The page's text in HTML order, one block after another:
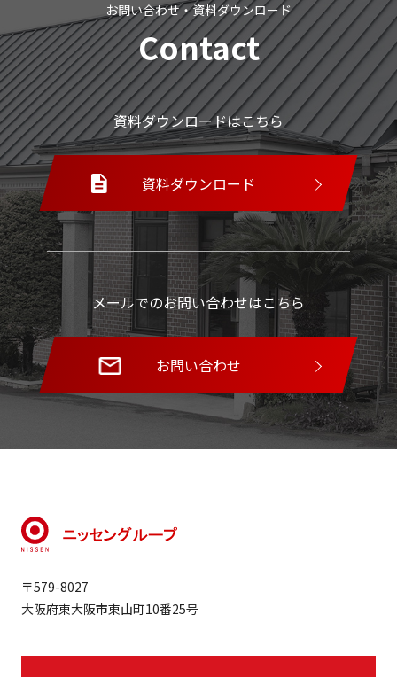
お問い合わせ・資料ダウンロード
Contact
資料ダウンロードはこちら
資料ダウンロード
メールでのお問い合わせはこちら
お問い合わせ
〒579-8027
大阪府東大阪市東山町10番25号